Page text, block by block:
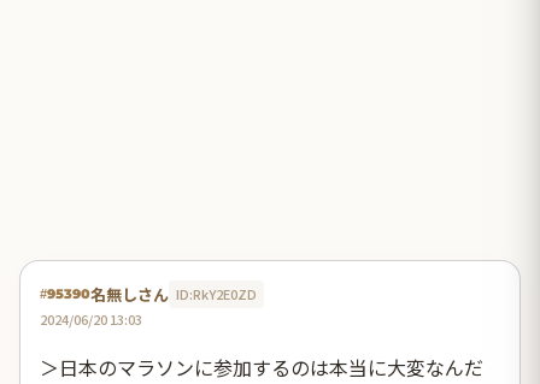
#95390名無しさん ID:RkY2E0ZD
2024/06/20 13:03
＞日本のマラソンに参加するのは本当に大変なんだ